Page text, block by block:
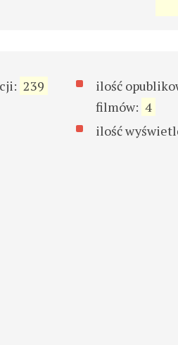
239
ilość
filmów: 4
ilość